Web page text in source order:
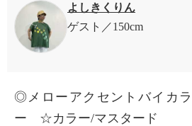
よしきくりん
ゲスト
150cm
◎メローアクセントバイカ
ー ☆カラー/マスタード